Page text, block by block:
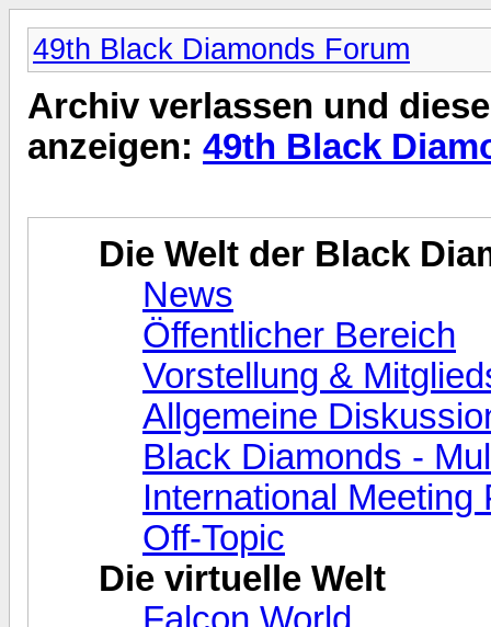
49th Black Diamonds Forum
Archiv verlassen und
anzeigen: 49th Black
Die Welt der Black
News
Öffentlicher Bereich
Vorstellung &
Allgemeine
Black Diamonds -
International Meeting
Off-Topic
Die virtuelle Welt
Falcon World